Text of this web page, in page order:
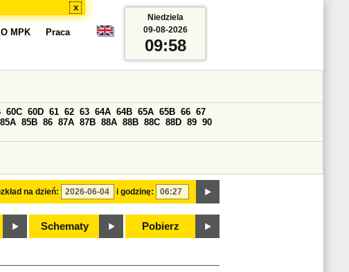
x
O MPK Praca
na dzień: i godzinę:
60C 60D 61 62 63 64A 64B 65A 65B 66 67
85A 85B 86 87A 87B 88A 88B 88C 88D 89 90
Schematy Pobierz
Niedziela
09-08-2026
09:58